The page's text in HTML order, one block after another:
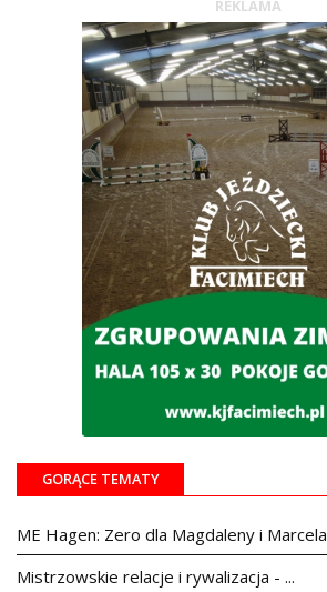
REKLAMA
GORĄCE TEMATY
ME Hagen: Zero dla Magdaleny i Marcela
Mistrzowskie relacje i rywalizacja - ...